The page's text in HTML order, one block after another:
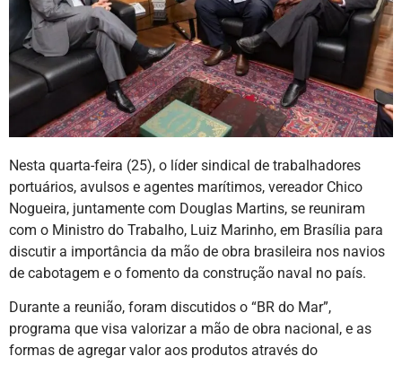
Nesta quarta-feira (25), o líder sindical de trabalhadores
portuários, avulsos e agentes marítimos, vereador Chico
Nogueira, juntamente com Douglas Martins, se reuniram
com o Ministro do Trabalho, Luiz Marinho, em Brasília para
discutir a importância da mão de obra brasileira nos navios
de cabotagem e o fomento da construção naval no país.
Durante a reunião, foram discutidos o “BR do Mar”,
programa que visa valorizar a mão de obra nacional, e as
formas de agregar valor aos produtos através do